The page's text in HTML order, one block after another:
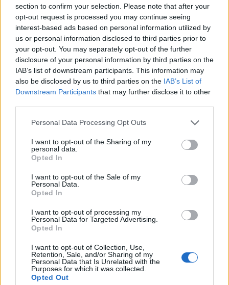
section to confirm your selection. Please note that after your
opt-out request is processed you may continue seeing
interest-based ads based on personal information utilized by
us or personal information disclosed to third parties prior to
your opt-out. You may separately opt-out of the further
disclosure of your personal information by third parties on the
IAB’s list of downstream participants. This information may
also be disclosed by us to third parties on the IAB’s List of
Downstream Participants that may further disclose it to other
Personal Data Processing Opt Outs
I want to opt-out of the Sharing of my
personal data.
Opted In
I want to opt-out of the Sale of my
Personal Data.
Opted In
I want to opt-out of processing my
Personal Data for Targeted Advertising.
Opted In
I want to opt-out of Collection, Use,
Retention, Sale, and/or Sharing of my
Personal Data that Is Unrelated with the
Purposes for which it was collected.
Opted Out
Donald Trump csütörtökön elnöki rendeletben
szólított fel az amerikai közszolgálati médiumok,
a PBS és az NPR szövetségi támogatásának
leállítására, elfogultsággal vádolva a
szervezeteket - tudósított a BBC.
Nyugat-magyarországi Economic Forum 2026Október 15-
kapcsolatokat kínál a régiós növekedés érdekében.
Részletek a linken.Információ és jelentkezésAz amerikai
elnök rendeletében arra utasította a Közszolgálati
Műsorszolgáltatás Testületét (Corporation of Public
Broadcasting)...
KEDVES OLVASÓNK!
A keresett cikk a portfolio.hu hírarchívumához
regisztrációhoz kötött.
Az előfizetés a következőket tartalmazza: